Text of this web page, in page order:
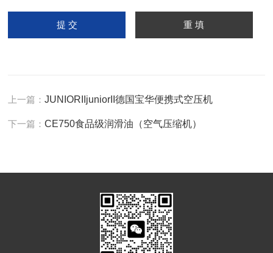
上一篇：JUNIORIIjuniorII德国宝华便携式空压机
下一篇：CE750食品级润滑油（空气压缩机）